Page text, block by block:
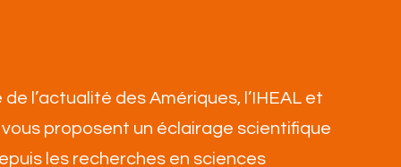
l’actualité des Amériques, l’IHEAL et
vous proposent un éclairage scientifique
les recherches en sciences